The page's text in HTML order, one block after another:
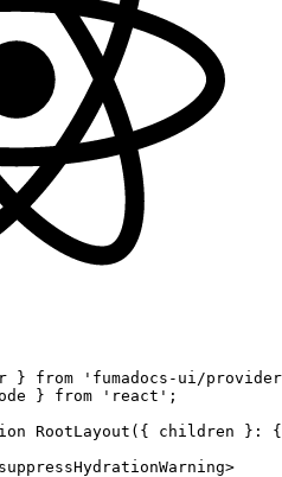
} from 'fumadocs-ui/
} from 'react' ;
RootLayout ({ children } :
>